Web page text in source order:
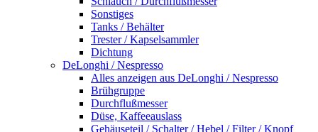
Sonstiges
Tanks / Behälter
Trester / Kapselsammler
Dichtung
DeLonghi / Nespresso
Alles anzeigen aus DeLonghi / Nespresso
Brühgruppe
Durchflußmesser
Düse, Kaffeeauslass
Gehäuseteil / Schalter / Hebel / Filter / Knopf